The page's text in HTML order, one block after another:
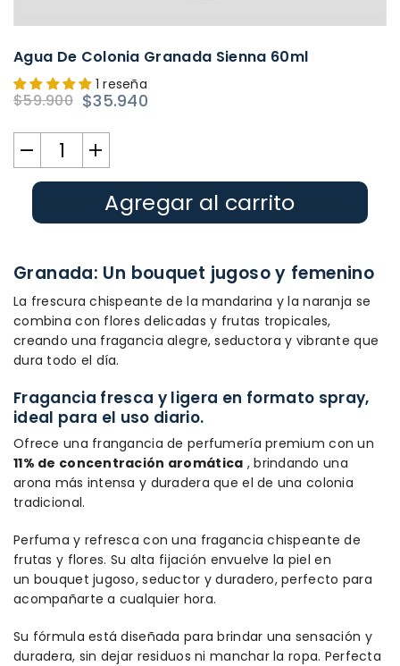
Agua De Colonia Granada Sienna 60ml
1 reseña
Precio
habitual
$59.900 $35.940
Agregar al carrito
Granada: Un bouquet jugoso y femenino
La frescura chispeante de la mandarina y la naranja se
combina con flores delicadas y frutas tropicales,
creando una fragancia alegre, seductora y vibrante que
dura todo el día.
Fragancia fresca y ligera en formato spray,
ideal para el uso diario.
Ofrece una frangancia de perfumería premium con un
11% de concentración aromática , brindando una
arona más intensa y duradera que el de una colonia
tradicional.
Perfuma y refresca con una fragancia chispeante de
frutas y flores. Su alta fijación envuelve la piel en
un bouquet jugoso, seductor y duradero, perfecto para
acompañarte a cualquier hora.
Su fórmula está diseñada para brindar una sensación y
duradera, sin dejar residuos ni manchar la ropa. Perfecta